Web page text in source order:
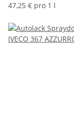
47,25 € pro 1 l